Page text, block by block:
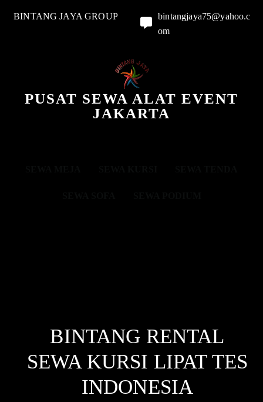
BINTANG JAYA GROUP
bintangjaya75@yahoo.c
om
PUSAT SEWA ALAT EVENT
JAKARTA
BINTANG RENTAL
SEWA KURSI LIPAT TES
INDONESIA